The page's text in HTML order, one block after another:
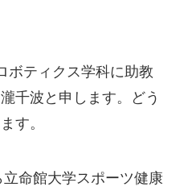
ボティクス学科に助教
千波と申します。どう
す。
命館大学スポーツ健康